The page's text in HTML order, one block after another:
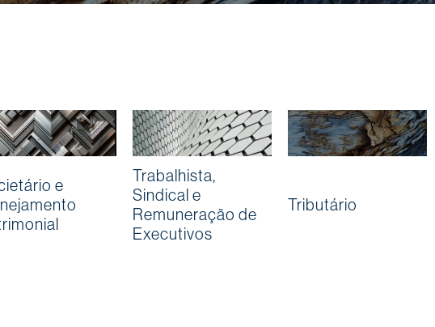
e
Trabalhista,
Sindical e
Remuneração de
Executivos
Tributário